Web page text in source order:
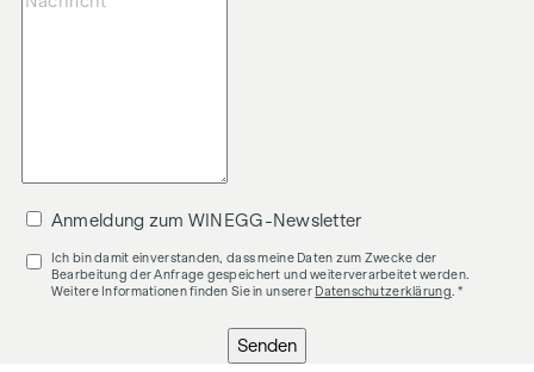
Anmeldung zum WINEGG-Newsletter
Ich bin damit einverstanden, dass meine Daten zum Zwecke der
Bearbeitung der Anfrage gespeichert und weiterverarbeitet werden.
Weitere Informationen finden Sie in unserer Datenschutzerklärung . *
Senden